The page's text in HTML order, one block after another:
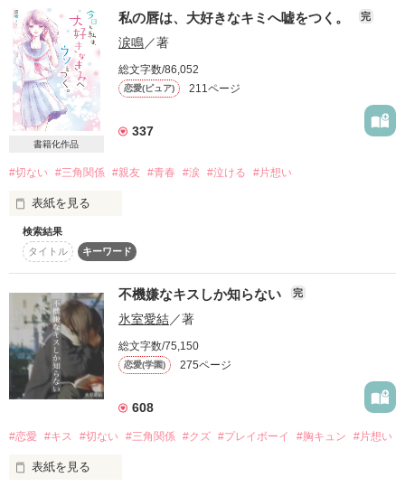
作品を読む
素敵なレビューを
ありがとうございました(*^^*)
作品を読む
親友だから、負けたくない。
春風みたいに優しくて、
桜みたいに儚い、
青春三角関係ストーリー。
私は藤くんが大好きなんです。
読者数378名100万PV突破(2015.05.12)
読者数668名200万PV突破(2015.06.18)
読者数819名300万PV突破(2015.07.30)
読者数960名400万PV突破(2015.09.06)
読者数1104名500万PV突破(2015.11.09)
読者数1434名700万PV突破(2016.04.20)
読者数1799名900万PV突破(2016.12.31)
読者数1966名1000万PV突破(2017.08.17)
読者数2180名 1100PV突破(2018.07.16)
そして、まさかの
ジャンル別ランキング
コメディ
最高1位
(2015.04.23〜10.23)
(2016.01.16〜02.10)
(2016.11.01〜12.05)
(2016.12.22〜2017.01.10)
「……え、今日からうちに来るのって、折田さん？」
ちょっとこれは、
放っておくには大きすぎる問題かもしれません…。
不  思  議  系  女  子
折田  凪咲
ｵﾘﾀ  ﾅｷﾞｻ
×
ただし…………
大変残念なイケメンである。
50メートル走はまさかの9秒台だし
球技も水泳も女子より下手くそ。
書籍化作品
私の唇は、大好きなキミへ嘘をつく。 完
涙鳴／著
総文字数/86,052
恋愛(ピュア) 211ページ
337
#切ない #三角関係 #親友 #青春 #涙 #泣ける #片想い
表紙を見る
✼••┈┈••✼••┈┈••✼••┈┈••✼••┈┈••✼
キミは、私の大切な親友が好き
親友は、私の好きな人が好き
私がいなけれは、2人は幸せ
だから、この涙も、想いも、言葉も
全ては秘密
｢嫌いだよ、一護なんて｣
検索結果
タイトル
キーワード
不機嫌なキスしか知らない 完
氷室愛結／著
総文字数/75,150
恋愛(学園) 275ページ
608
#恋愛 #キス #切ない #三角関係 #クズ #プレイボーイ #胸キュン #片想い
表紙を見る